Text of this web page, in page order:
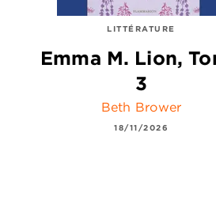
LITTÉRATURE
Emma M. Lion,
3
Beth Brower
18/11/2026